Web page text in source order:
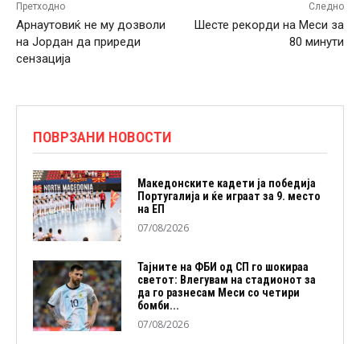
Претходно
Арнаутовиќ не му дозволи
на Јордан да приреди
сензација
Следно
Шесте рекорди на Меси за
80 минути
ПОВРЗАНИ НОВОСТИ
Македонските кадети ја победија
Португалија и ќе играат за 9. место
на ЕП
07/08/2026
Тајните на ФБИ од СП го шокираа
светот: Влегувам на стадионот за
да го разнесам Меси со четири
бомби...
07/08/2026